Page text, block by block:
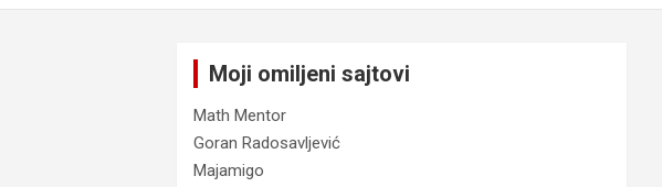
Moji omiljeni sajtovi
Math Mentor
Goran Radosavljević
Majamigo